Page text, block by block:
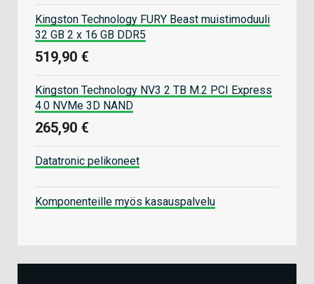
Kingston Technology FURY Beast muistimoduuli
32 GB 2 x 16 GB DDR5
519,90 €
Kingston Technology NV3 2 TB M.2 PCI Express
4.0 NVMe 3D NAND
265,90 €
Datatronic pelikoneet
Komponenteille myös kasauspalvelu